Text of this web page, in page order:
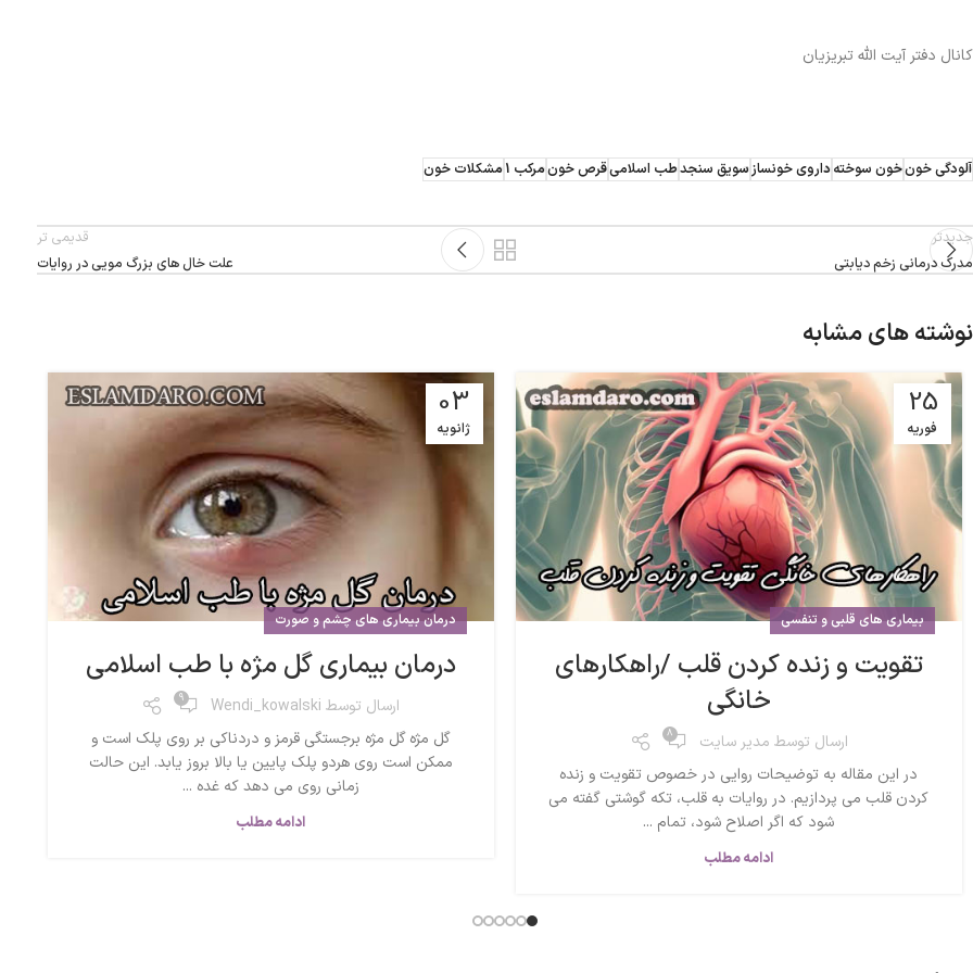
کانال دفتر آیت الله تبریزیان
آلودگی خونخون سوختهداروی خونسازسویق سنجدطب اسلامیقرص خونمرکب 1 مشکلات خون
جدیدتر
مدرک درمانی زخم دیابتی
قدیمی تر
علت خال های بزرگ مویی در روایات
نوشته های مشابه
25
فوریه
بیماری های قلبی و تنفسی
تقویت و زنده کردن قلب /راهکارهای
خانگی
ارسال توسط مدیر سایت 8
در این مقاله به توضیحات روایی در خصوص تقویت و زنده
کردن قلب می پردازیم. در روایات به قلب، تکه گوشتی گفته می
شود که اگر اصلاح شود، تمام ...
ادامه مطلب
03
ژانویه
درمان بیماری های چشم و صورت
درمان بیماری گل مژه با طب اسلامی
ارسال توسط Wendi_kowalski
9
گل مژه گل مژه برجستگی قرمز و دردناکی بر روی پلک است و
ممکن است روی هردو پلک پایین یا بالا بروز یابد. این حالت
زمانی روی می دهد که غده ...
ادامه مطلب